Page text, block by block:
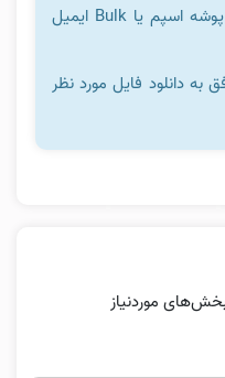
ممکن است ایمیل ارسالی به پوشه اسپم یا Bulk ایمیل
دانلود فایل مورد نظر
موردنیاز